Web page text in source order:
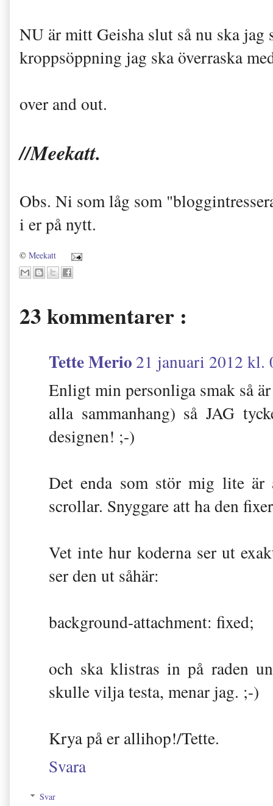
NU är mitt Geisha slut så nu ska jag
kroppsöppning jag ska överraska
over and out.
//Meekatt.
Obs. Ni som låg som
i er på nytt.
© Meekatt
23 kommentarer :
Tette Merio 21 januari 2012 kl.
Enligt min personliga smak så
alla sammanhang) så JAG
designen! ;-)
Det enda som stör mig lite är
scrollar. Snyggare att ha den
Vet inte hur koderna ser ut
ser den ut såhär:
background-attachment: fixed;
och ska klistras in på raden
skulle vilja testa, menar jag. ;-)
Krya på er allihop!/Tette.
Svara
Svar